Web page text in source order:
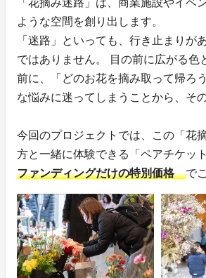
ような空間を創り出します。
「迷路」といっても、行き止まりが
ではありません。 目の前に広がる色
前に、「どのお花を摘み取って帰ろ
な悩みに迷ってしまうことから、そ
今回のプロジェクトでは、この「花
方と一緒に体験できる「ペアチケット
ファンディングだけの特別価格で